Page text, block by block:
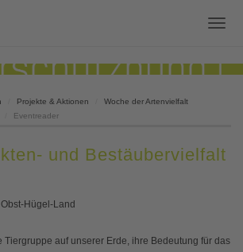
Projekte & Aktionen
Woche der Artenvielfalt
Eventreader
und Bestäubervielfalt
Hügel-Land
Tiergruppe auf unserer Erde, ihre Bedeutung für das